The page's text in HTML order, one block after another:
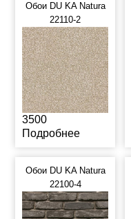
Обои DU KA Natura
22110-2
3500
Подробнее
Обои DU KA Natura
22100-4